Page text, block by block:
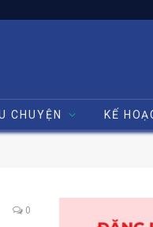
CHUYỆN KẾ
0